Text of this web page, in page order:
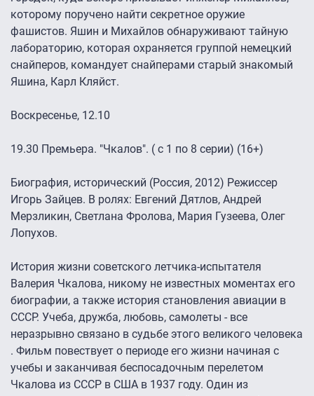
которому поручено найти секретное оружие
фашистов. Яшин и Михайлов обнаруживают тайную
лабораторию, которая охраняется группой немецкий
снайперов, командует снайперами старый знакомый
Яшина, Карл Кляйст.
Воскресенье, 12.10
19.30 Премьера. "Чкалов". ( с 1 по 8 серии) (16+)
Биография, исторический (Россия, 2012) Режиссер
Игорь Зайцев. В ролях: Евгений Дятлов, Андрей
Мерзликин, Светлана Фролова, Мария Гузеева, Олег
Лопухов.
История жизни советского летчика-испытателя
Валерия Чкалова, никому не известных моментах его
биографии, а также история становления авиации в
СССР. Учеба, дружба, любовь, самолеты - все
неразрывно связано в судьбе этого великого человека
. Фильм повествует о периоде его жизни начиная с
учебы и заканчивая беспосадочным перелетом
Чкалова из СССР в США в 1937 году. Один из